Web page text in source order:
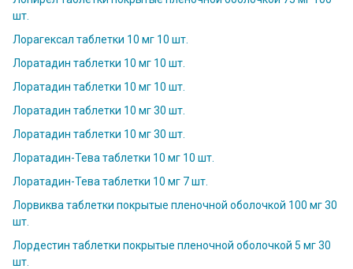
шт.
Лорагексал таблетки 10 мг 10 шт.
Лоратадин таблетки 10 мг 10 шт.
Лоратадин таблетки 10 мг 10 шт.
Лоратадин таблетки 10 мг 30 шт.
Лоратадин таблетки 10 мг 30 шт.
Лоратадин-Тева таблетки 10 мг 10 шт.
Лоратадин-Тева таблетки 10 мг 7 шт.
Лорвиква таблетки покрытые пленочной оболочкой 100 мг 30
шт.
Лордестин таблетки покрытые пленочной оболочкой 5 мг 30
шт.